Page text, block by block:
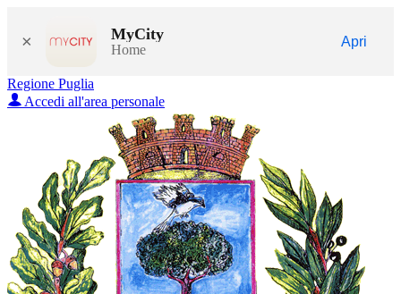
× MyCity
Home
Apri
Regione Puglia
Accedi all'area personale